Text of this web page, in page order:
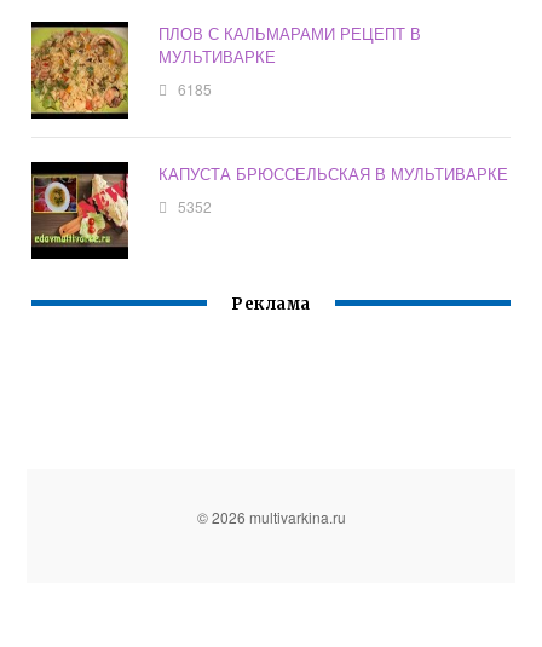
ПЛОВ С КАЛЬМАРАМИ РЕЦЕПТ В
МУЛЬТИВАРКЕ
6185
КАПУСТА БРЮССЕЛЬСКАЯ В МУЛЬТИВАРКЕ
5352
Реклама
© 2026 multivarkina.ru